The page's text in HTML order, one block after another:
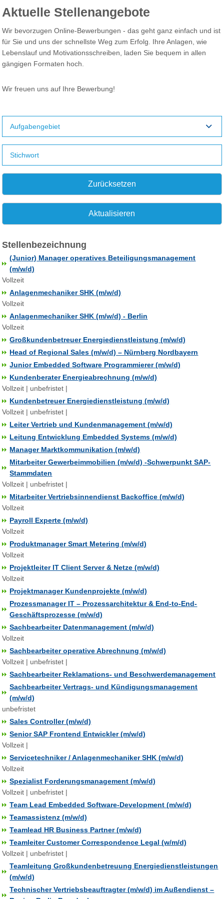
Aktuelle Stellenangebote
Wir bevorzugen Online-Bewerbungen - das geht ganz einfach und ist
für Sie und uns der schnellste Weg zum Erfolg. Ihre Anlagen, wie
Lebenslauf und Motivationsschreiben, laden Sie bequem in allen
gängigen Formaten hoch.
Wir freuen uns auf Ihre Bewerbung!
Aufgabengebiet
Zurücksetzen
Aktualisieren
Stellenbezeichnung
(Junior) Manager operatives Beteiligungsmanagement
(m/w/d)
Vollzeit
Anlagenmechaniker SHK (m/w/d)
Vollzeit
Anlagenmechaniker SHK (m/w/d) - Berlin
Vollzeit
Großkundenbetreuer Energiedienstleistung (m/w/d)
Head of Regional Sales (m/w/d) – Nürnberg Nordbayern
Junior Embedded Software Programmierer (m/w/d)
Kundenberater Energieabrechnung (m/w/d)
Vollzeit | unbefristet |
Kundenbetreuer Energiedienstleistung (m/w/d)
Vollzeit | unbefristet |
Leiter Vertrieb und Kundenmanagement (m/w/d)
Leitung Entwicklung Embedded Systems (m/w/d)
Manager Marktkommunikation (m/w/d)
Mitarbeiter Gewerbeimmobilien (m/w/d) -Schwerpunkt SAP-
Stammdaten
Vollzeit | unbefristet |
Mitarbeiter Vertriebsinnendienst Backoffice (m/w/d)
Vollzeit
Payroll Experte (m/w/d)
Vollzeit
Produktmanager Smart Metering (m/w/d)
Vollzeit
Projektleiter IT Client Server & Netze (m/w/d)
Vollzeit
Projektmanager Kundenprojekte (m/w/d)
Prozessmanager IT – Prozessarchitektur & End-to-End-
Geschäftsprozesse (m/w/d)
Sachbearbeiter Datenmanagement (m/w/d)
Vollzeit
Sachbearbeiter operative Abrechnung (m/w/d)
Vollzeit | unbefristet |
Sachbearbeiter Reklamations- und Beschwerdemanagement
Sachbearbeiter Vertrags- und Kündigungsmanagement
(m/w/d)
unbefristet
Sales Controller (m/w/d)
Senior SAP Frontend Entwickler (m/w/d)
Vollzeit |
Servicetechniker / Anlagenmechaniker SHK (m/w/d)
Vollzeit
Spezialist Forderungsmanagement (m/w/d)
Vollzeit | unbefristet |
Team Lead Embedded Software-Development (m/w/d)
Teamassistenz (m/w/d)
Teamlead HR Business Partner (m/w/d)
Teamleiter Customer Correspondence Legal (w/m/d)
Vollzeit | unbefristet |
Teamleitung Großkundenbetreuung Energiedienstleistungen
(m/w/d)
Technischer Vertriebsbeauftragter (m/w/d) im Außendienst –